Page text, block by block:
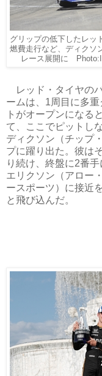
グリップの低下したレッ
燃費走行など、ディクソ
レース展開に
レッド・タイヤの
ームは、1周目に多
トがオープンになる
て、ここでピットし
ディクソン（チップ
プに躍り出た。彼は
り続け、終盤に2番
エリクソン（アロー
ースポーツ）に接近
と飛び込んだ。